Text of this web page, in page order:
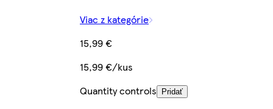
Viac z kategórie
15,99 €
15,99 €/kus
Quantity controls
Pridať